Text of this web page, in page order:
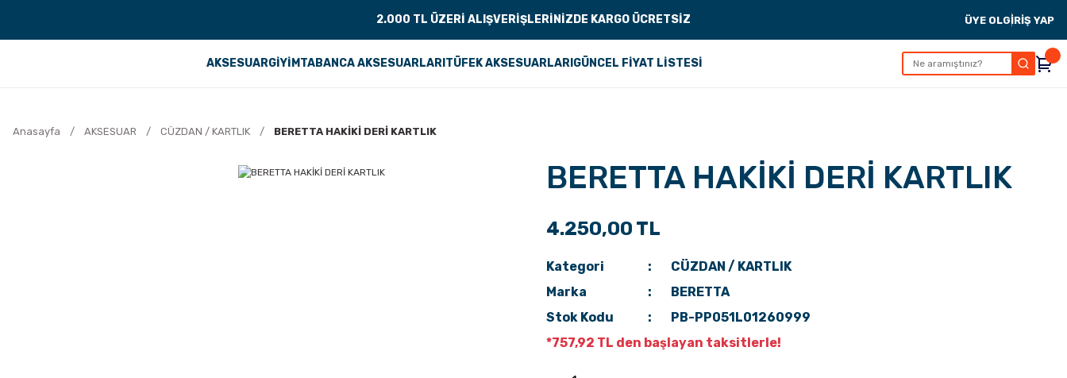
2.000 TL ÜZERİ ALIŞVERİŞLERİNİZDE KARGO ÜCRETSİZ ÜYE OLGİRİŞ YAP
AKSESUARGİYİMTABANCA AKSESUARLARI TÜFEK AKSESUARLARI GÜNCEL FİYAT LİSTESİ
Anasayfa AKSESUAR CÜZDAN / KARTLIK BERETTA HAKİKİ DERİ KARTLIK
BERETTA HAKİKİ DERİ KARTLIK
4.250,00 TL
Kategori
CÜZDAN / KARTLIK
Marka
BERETTA
Stok Kodu
PB-PP051L01260999
*757,92 TL den başlayan taksitlerle!